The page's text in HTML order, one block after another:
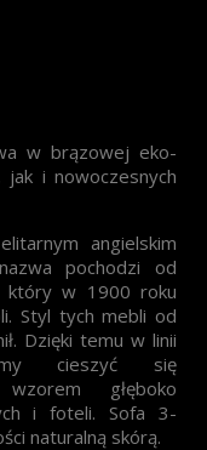
w brązowej eko-
i nowoczesnych
angielskim
pochodzi od
który w 1900 roku
Styl tych mebli od
Dzięki temu w linii
cieszyć się
głęboko
i foteli. Sofa 3-
naturalną skórą.